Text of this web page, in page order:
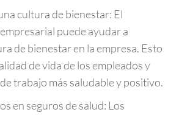
cultura de bienestar: El
puede ayudar a
de bienestar en la empresa. Esto
de vida de los empleados y
trabajo más saludable y positivo.
en seguros de salud: Los